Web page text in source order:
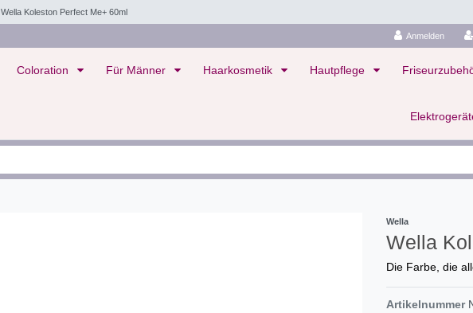
Wella Koleston Perfect Me+ 60ml
Anmelden
Coloration Für Männer Haarkosmetik Hautpflege
Wella
Wella
Die Farbe, die
Artikelnummer